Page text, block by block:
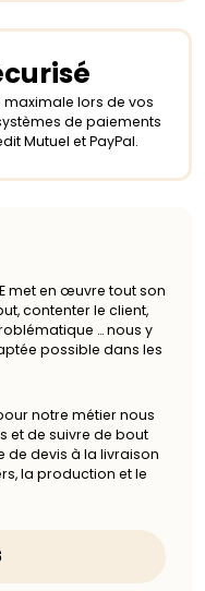
lors de vos
de paiements
Mutuel et PayPal.
met en œuvre tout son
contenter le client,
… nous y
possible dans les
notre métier nous
et de suivre de bout
de devis à la livraison
la production et le